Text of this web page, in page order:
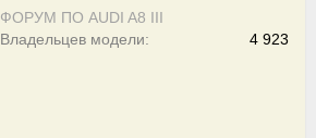
ФОРУМ ПО AUDI A8 III
4 923
Владельцев модели: